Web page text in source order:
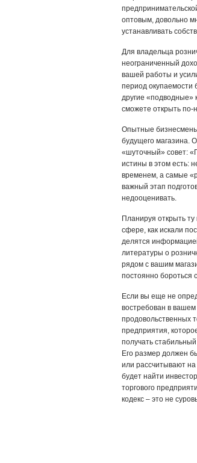
оптовым, довольно
устанавливать
Для владельца
неограниченный
вашей работы и
период окупаемости
другие «подводные»
сможете открыть по-
Опытные бизнесмены
будущего магазина.
«шуточный» совет:
истины в этом есть:
временем, а самые
важный этап
недооценивать.
Планируя открыть
сфере, как искали
делятся
литературы о
рядом с вашим
постоянно бороться
Если вы еще не
востребован в вашем
продовольственных
предприятия,
получать
Его размер должен
или рассчитывают
будет найти
торгового
кодекс – это не